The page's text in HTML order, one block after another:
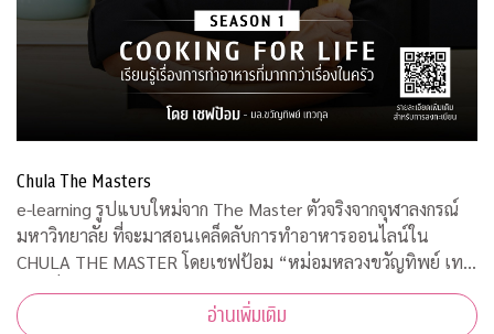
Chula The Masters
e-learning รูปแบบใหม่จาก The Master ตัวจริงจากจุฬาลงกรณ์
มหาวิทยาลัย ที่จะมาสอนเคล็ดลับการทำอาหารออนไลน์ใน
CHULA THE MASTER โดยเชฟป้อม “หม่อมหลวงขวัญทิพย์ เทว
กุล” ที่มาพร้อมความรู้ เทคนิค ความสนุก และเข้าใจง่าย เป็น
มากกว่าเรื่องของการทำอาหารอ่านเพิ่มเติม